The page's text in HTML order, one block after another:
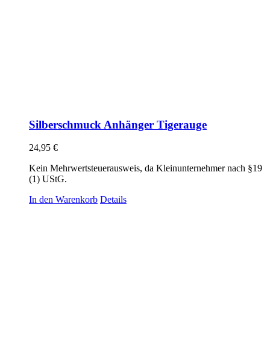
Silberschmuck Anhänger Tigerauge
24,95 €
Kein Mehrwertsteuerausweis, da Kleinunternehmer nach §19
(1) UStG.
In den Warenkorb Details